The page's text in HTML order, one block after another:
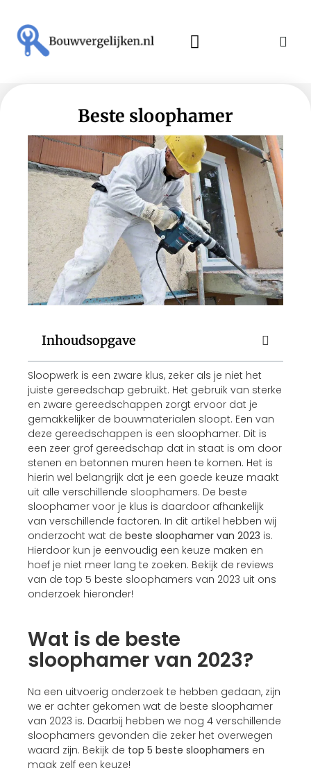
Beste sloophamer
Inhoudsopgave
Sloopwerk is een zware klus, zeker als je niet het
juiste gereedschap gebruikt. Het gebruik van sterke
en zware gereedschappen zorgt ervoor dat je
gemakkelijker de bouwmaterialen sloopt. Een van
deze gereedschappen is een sloophamer. Dit is
een zeer grof gereedschap dat in staat is om door
stenen en betonnen muren heen te komen. Het is
hierin wel belangrijk dat je een goede keuze maakt
uit alle verschillende sloophamers. De beste
sloophamer voor je klus is daardoor afhankelijk
van verschillende factoren. In dit artikel hebben wij
onderzocht wat de beste sloophamer van 2023 is.
Hierdoor kun je eenvoudig een keuze maken en
hoef je niet meer lang te zoeken. Bekijk de reviews
van de top 5 beste sloophamers van 2023 uit ons
onderzoek hieronder!
Wat is de beste
sloophamer van 2023?
Na een uitvoerig onderzoek te hebben gedaan, zijn
we er achter gekomen wat de beste sloophamer
van 2023 is. Daarbij hebben we nog 4 verschillende
sloophamers gevonden die zeker het overwegen
waard zijn. Bekijk de top 5 beste sloophamers en
maak zelf een keuze!